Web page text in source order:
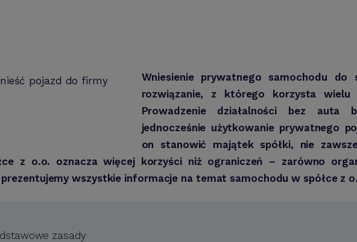
Wniesienie prywatnego samochodu
rozwiązanie, z którego korzysta wielu
Prowadzenie działalności bez auta
jednocześnie użytkowanie prywatnego
on stanowić majątek spółki, nie
z o.o. oznacza więcej korzyści niż ograniczeń – zarówno
wszystkie informacje na temat samochodu w spółce z
zasady